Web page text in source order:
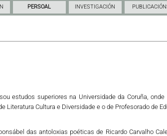
PERSOAL INVESTIGACIÓN
estudos superiores na Universidade da Coruña,
Literatura Cultura e Diversidade e o de Profesorado de
das antoloxias poéticas de Ricardo Carvalho